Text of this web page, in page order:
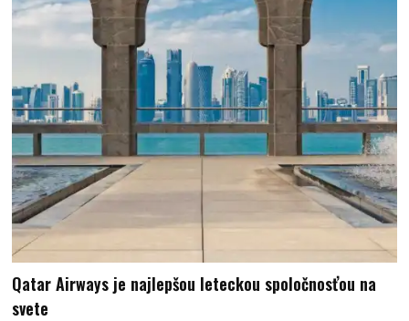
Qatar Airways je najlepšou leteckou spoločnosťou na
svete